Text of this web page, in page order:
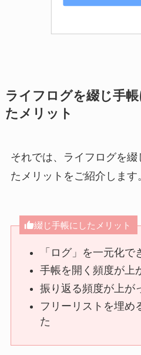
ライフログを綴じ手
たメリット
それでは、ライフログを
たメリットをご紹介します
綴じ手帳にしたメリット
「ログ」を一元化で
手帳を開く頻度が上
振り返る頻度が上が
フリーリストを埋め
た